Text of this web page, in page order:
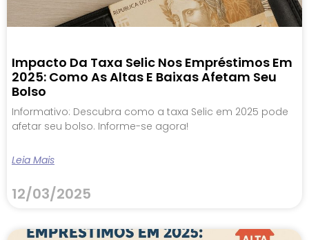
Impacto Da Taxa Selic Nos Empréstimos Em
2025: Como As Altas E Baixas Afetam Seu
Bolso
Informativo: Descubra como a taxa Selic em 2025 pode
afetar seu bolso. Informe-se agora!
Leia Mais
12/03/2025